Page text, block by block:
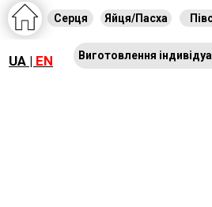
Виготовлення
Серця Яйця/Пасха
UA | EN